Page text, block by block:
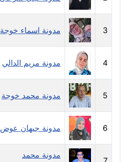
مدونة دعاء الشاهد
عاملة
مدونة دينا عاصم
مدونة دينا منير
عاملة
مدونة راقية الدويك
عاملة
مدونة رانيا ثروت
3 مدونة اسماء خوجة
4 مدونة مريم الدالي
5 مدونة محمد خوجة
6 مدونة جيهان عوض
مدونة محمد